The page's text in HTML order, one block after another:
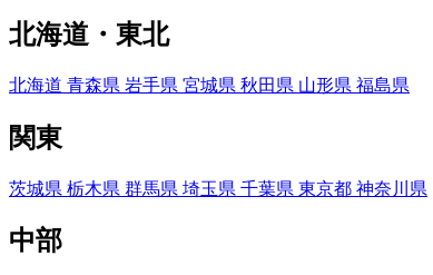
北海道・東北
北海道 青森県 岩手県 宮城県 秋田県 山形県 福島県
関東
茨城県 栃木県 群馬県 埼玉県 千葉県 東京都 神奈川県
中部